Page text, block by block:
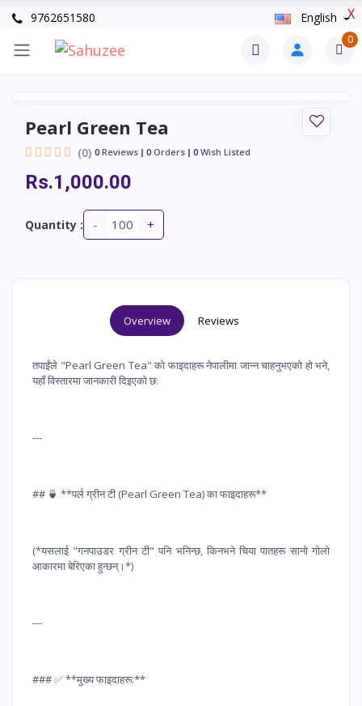
X
9762651580 English
0
Pearl Green Tea
(0) 0 Reviews 0 Orders 0 Wish Listed
Rs.1,000.00
Quantity : - +
Overview Reviews
तपाईंले "Pearl Green Tea" को फाइदाहरू नेपालीमा जान्न चाहनुभएको हो भने,
यहाँ विस्तारमा जानकारी दिइएको छ:
---
## 🍵 **पर्ल ग्रीन टी (Pearl Green Tea) का फाइदाहरू**
(*यसलाई "गनपाउडर ग्रीन टी" पनि भनिन्छ, किनभने चिया पातहरू सानो गोलो
आकारमा बेरिएका हुन्छन्।*)
---
### ✅ **मुख्य फाइदाहरू:**